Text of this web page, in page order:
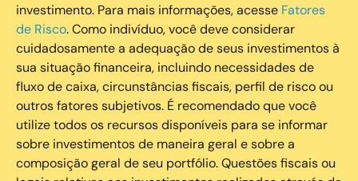
investimento. Para mais informações, acesse Fatores
de Risco. Como indivíduo, você deve considerar
cuidadosamente a adequação de seus investimentos à
sua situação financeira, incluindo necessidades de
fluxo de caixa, circunstâncias fiscais, perfil de risco ou
outros fatores subjetivos. É recomendado que você
utilize todos os recursos disponíveis para se informar
sobre investimentos de maneira geral e sobre a
composição geral de seu portfólio. Questões fiscais ou